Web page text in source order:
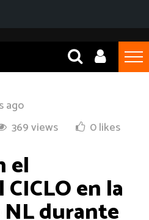
ago
369 views 0 likes
el
en la
durante